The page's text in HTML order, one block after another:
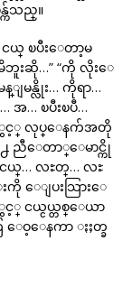
က်သည္။
ယ္ ၿပီးေတာ့မ
ဘူးဆို…” “ကို လိုးေ
မန္လိုး… ကိုရာ…
အ… ၿပီးၿပီ…
ည္ႏွင့္ လုပ္ေနက်အတို
ရဲ႕ ညီေတာ္ေမာင္ကို
ငယ္… လႊတ္… လႊ
ကို ေျပးသြားေ
င့္ ငယ္ငယ္တစ္ေယာ
ေဝ့ေနကာ ႏႈတ္ခ